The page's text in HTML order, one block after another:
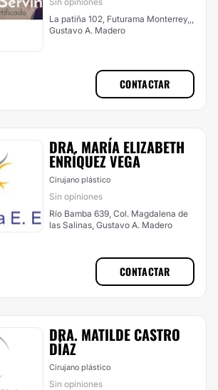
La patiña 102, Futurama Monterrey,,,
Gustavo A. Madero
CONTACTAR
DRA. MARÍA ELIZABETH
ENRÍQUEZ VEGA
Cirujano plástico
Sin opiniones
Río Bamba 639, Col. Magdalena de
las Salinas, Gustavo A. Madero
CONTACTAR
DRA. MATILDE CASTRO
DÍAZ
Cirujano plástico
Sin opiniones